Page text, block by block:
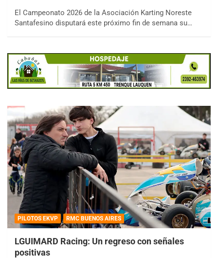
El Campeonato 2026 de la Asociación Karting Noreste
Santafesino disputará este próximo fin de semana su…
PILOTOS EKVP RMC BUENOS AIRES
LGUIMARD Racing: Un regreso con señales
positivas